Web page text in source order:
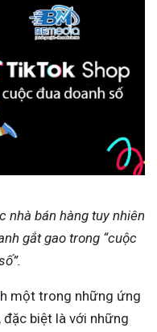
nhà bán hàng tuy nhiên
gắt gao trong “cuộc
một trong những ứng
biệt là với những